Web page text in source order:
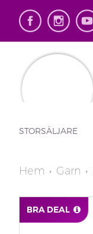
STORSÄLJARE
Hem Garn
BRA DEAL